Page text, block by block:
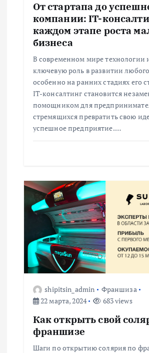
От стартапа до
компании: IT-
каждом этапе роста
бизнеса
В современном мире технологии
ключевую роль в развитии
особенно на ранних стадиях его
IT-консалтинг становится
помощником для
стремящихся превратить свою
успешное предприятие.…
shipitsin_admin
Франшиза
22 марта, 2024
683 views
Как открыть свой
франшизе
Шаги по открытию солярия по